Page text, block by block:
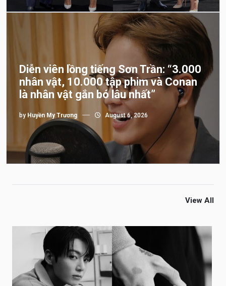
Diễn viên lồng tiếng Sơn Trần: “3.000
nhân vật, 10.000 tập phim và Conan
là nhân vật gắn bó lâu nhất”
by Huyền My Trương August 6, 2026
View All